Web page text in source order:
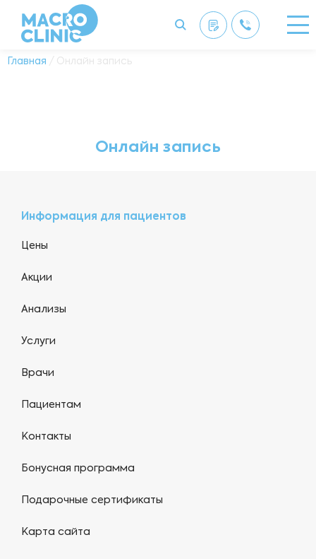
Главная / Онлайн запись
Онлайн запись
Информация для пациентов
Цены
Акции
Анализы
Услуги
Врачи
Пациентам
Контакты
Бонусная программа
Подарочные сертификаты
Карта сайта